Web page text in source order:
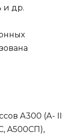
и др.
А300 (А- II
А500СП),